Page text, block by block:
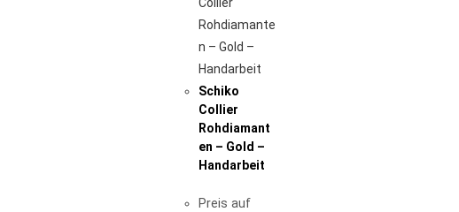
Schiko
Collier
Rohdiamant
en – Gold –
Handarbeit
Preis auf